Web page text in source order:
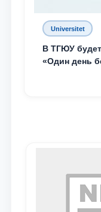
Universitet
В ТГЮУ
«Один день